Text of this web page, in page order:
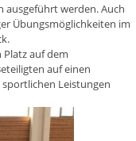
ausgeführt werden. Auch
Übungsmöglichkeiten im
auf dem
auf einen
Leistungen